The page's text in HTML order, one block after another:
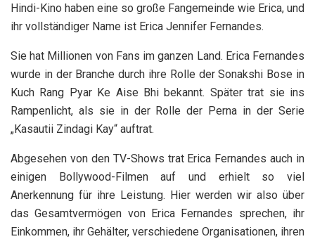
Hindi-Kino haben eine so große Fangemeinde wie Erica, und
ihr vollständiger Name ist Erica Jennifer Fernandes.
Sie hat Millionen von Fans im ganzen Land. Erica Fernandes
wurde in der Branche durch ihre Rolle der Sonakshi Bose in
Kuch Rang Pyar Ke Aise Bhi bekannt. Später trat sie ins
Rampenlicht, als sie in der Rolle der Perna in der Serie
„Kasautii Zindagi Kay“ auftrat.
Abgesehen von den TV-Shows trat Erica Fernandes auch in
einigen Bollywood-Filmen auf und erhielt so viel
Anerkennung für ihre Leistung. Hier werden wir also über
das Gesamtvermögen von Erica Fernandes sprechen, ihr
Einkommen, ihr Gehälter, verschiedene Organisationen, ihren